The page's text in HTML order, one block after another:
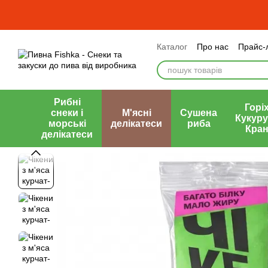
Каталог Про нас
Прайс-
Оплата і доставка
Публічний договір
Рибні
снеки і
морські
делікатеси
М'ясні
делікатеси
Сушена
риба